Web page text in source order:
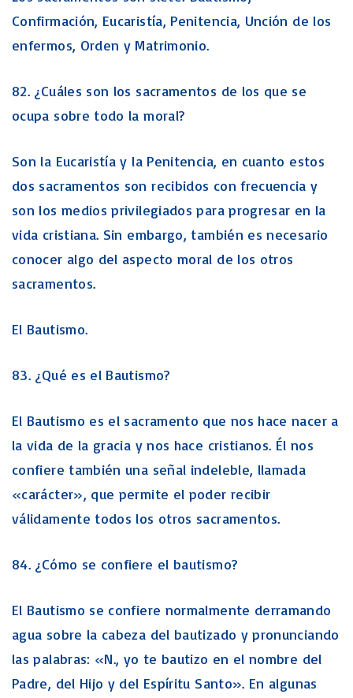
Confirmación, Eucaristía, Penitencia, Unción de los
enfermos, Orden y Matrimonio.
82. ¿Cuáles son los sacramentos de los que se
ocupa sobre todo la moral?
Son la Eucaristía y la Penitencia, en cuanto estos
dos sacramentos son recibidos con frecuencia y
son los medios privilegiados para progresar en la
vida cristiana. Sin embargo, también es necesario
conocer algo del aspecto moral de los otros
sacramentos.
El Bautismo.
83. ¿Qué es el Bautismo?
El Bautismo es el sacramento que nos hace nacer a
la vida de la gracia y nos hace cristianos. Él nos
confiere también una señal indeleble, llamada
«carácter», que permite el poder recibir
válidamente todos los otros sacramentos.
84. ¿Cómo se confiere el bautismo?
El Bautismo se confiere normalmente derramando
agua sobre la cabeza del bautizado y pronunciando
las palabras: «N., yo te bautizo en el nombre del
Padre, del Hijo y del Espíritu Santo». En algunas